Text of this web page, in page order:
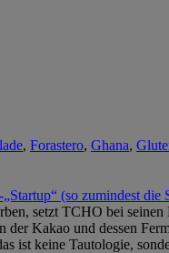
, Forastero, Ghana,
(so zumindest
setzt TCHO bei
der Kakao und dessen
ist keine Tautologie,